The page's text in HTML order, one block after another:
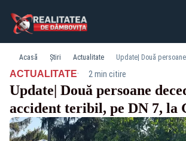
Acasă Știri Actualitate
ACTUALITATE· 2 min citire
Update| Două persoane
accident teribil, pe DN 7, la